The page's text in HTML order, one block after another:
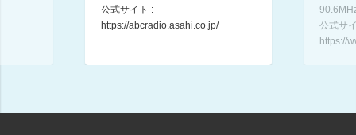
竹内弘一のありったけ！！ (1)
公式サイト :
https://abcradio.asahi.co.jp/
公式サ
https://